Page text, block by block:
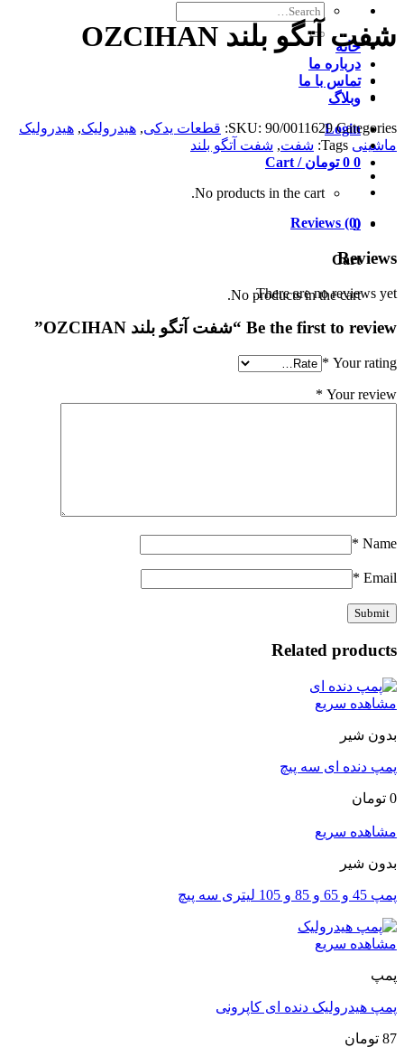
Search
for:
خانه
درباره ما
تماس با ما
وبلاگ
Login
Cart / 0 تومان
0
No products in the cart.
0
Cart
No products in the cart.
شفت آتگو بلند OZCIHAN
SKU: 90/0011629 Categories: قطعات یدکی, هیدرولیک, هیدرولیک
ماشینی Tags: شفت, شفت آتگو بلند
Reviews (0)
Reviews
There are no reviews yet.
Be the first to review “شفت آتگو بلند OZCIHAN”
Your rating
*
Your review
*
Name
*
Email
*
Related products
مشاهده سریع
بدون شیر
پمپ دنده ای سه پیچ
0 تومان
مشاهده سریع
بدون شیر
پمپ 45 و 65 و 85 و 105 لیتری سه پیچ
مشاهده سریع
پمپ
پمپ هیدرولیک دنده ای کاپرونی
87 تومان